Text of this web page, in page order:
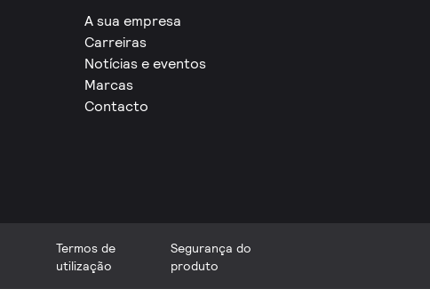
A sua empresa
Carreiras
Notícias e eventos
Marcas
Contacto
Termos de
utilização
Segurança do
produto